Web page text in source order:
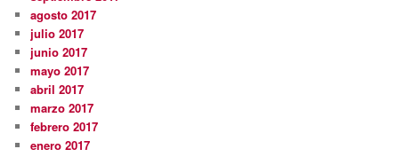
agosto 2017
julio 2017
junio 2017
mayo 2017
abril 2017
marzo 2017
febrero 2017
enero 2017